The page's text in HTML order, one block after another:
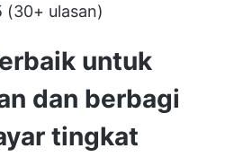
(30+ ulasan)
untuk
dan berbagi
tingkat